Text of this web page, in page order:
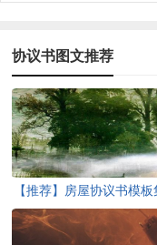
协议书图文推荐
【推荐】房屋协议书模板